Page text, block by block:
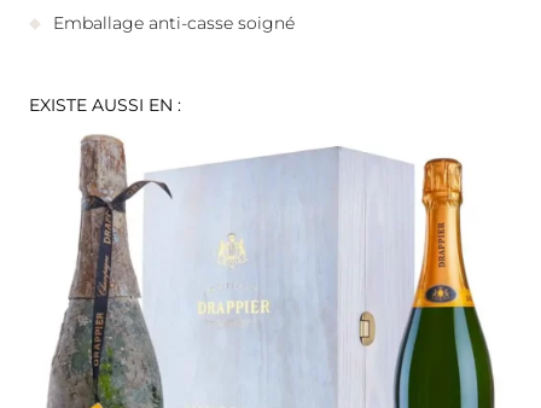
Emballage anti-casse soigné
EXISTE AUSSI EN :